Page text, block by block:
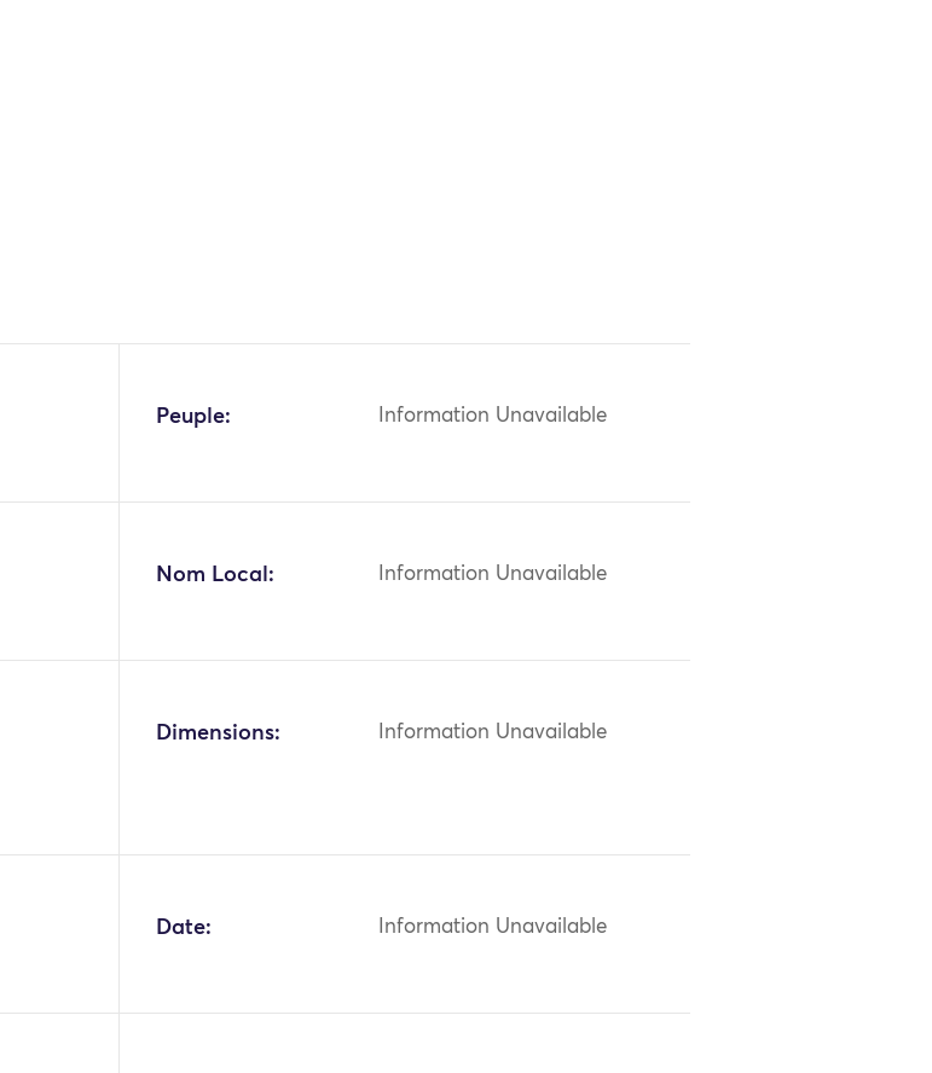
Peuple: Information Unavailable
Nom Local: Information Unavailable
Dimensions: Information Unavailable
Date: Information Unavailable